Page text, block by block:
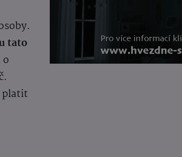
tato
platit